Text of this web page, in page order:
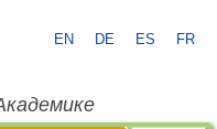
EN DE ES FR